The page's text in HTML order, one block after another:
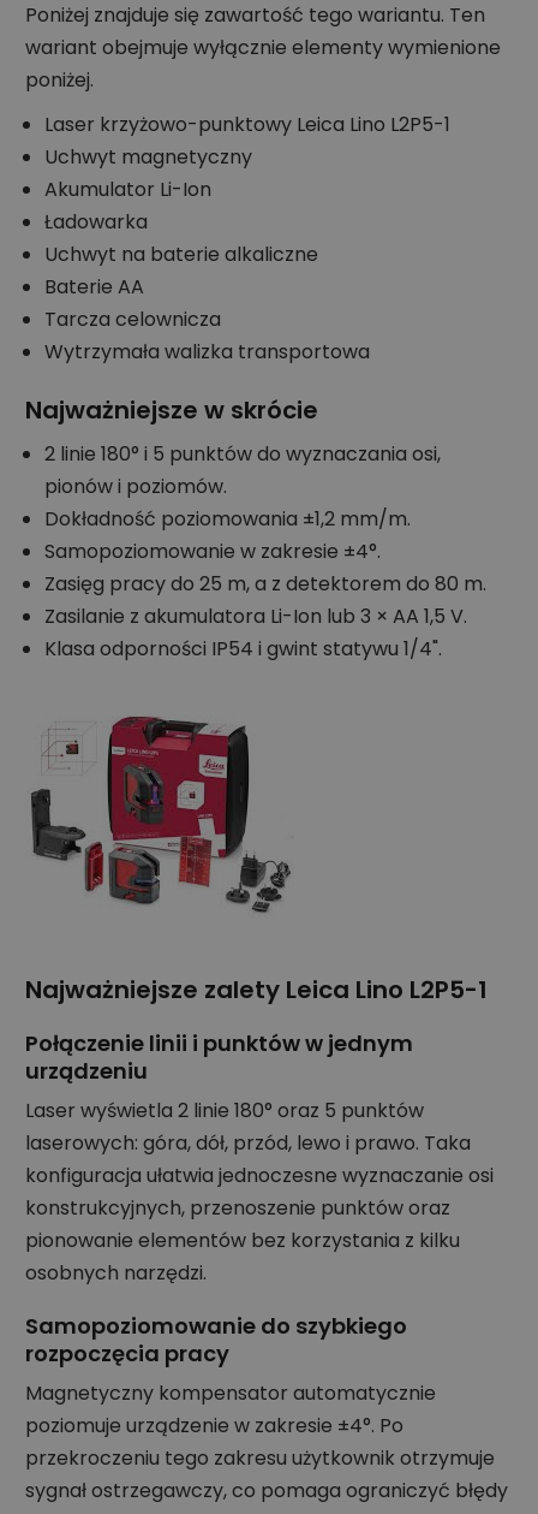
Poniżej znajduje się zawartość tego wariantu. Ten
wariant obejmuje wyłącznie elementy wymienione
poniżej.
Laser krzyżowo-punktowy Leica Lino L2P5-1
Uchwyt magnetyczny
Akumulator Li-Ion
Ładowarka
Uchwyt na baterie alkaliczne
Baterie AA
Tarcza celownicza
Wytrzymała walizka transportowa
Najważniejsze w skrócie
2 linie 180° i 5 punktów do wyznaczania osi,
pionów i poziomów.
Dokładność poziomowania ±1,2 mm/m.
Samopoziomowanie w zakresie ±4°.
Zasięg pracy do 25 m, a z detektorem do 80 m.
Zasilanie z akumulatora Li-Ion lub 3 × AA 1,5 V.
Klasa odporności IP54 i gwint statywu 1/4".
Najważniejsze zalety Leica Lino L2P5-1
Połączenie linii i punktów w jednym
urządzeniu
Laser wyświetla 2 linie 180° oraz 5 punktów
laserowych: góra, dół, przód, lewo i prawo. Taka
konfiguracja ułatwia jednoczesne wyznaczanie osi
konstrukcyjnych, przenoszenie punktów oraz
pionowanie elementów bez korzystania z kilku
osobnych narzędzi.
Samopoziomowanie do szybkiego
rozpoczęcia pracy
Magnetyczny kompensator automatycznie
poziomuje urządzenie w zakresie ±4°. Po
przekroczeniu tego zakresu użytkownik otrzymuje
sygnał ostrzegawczy, co pomaga ograniczyć błędy